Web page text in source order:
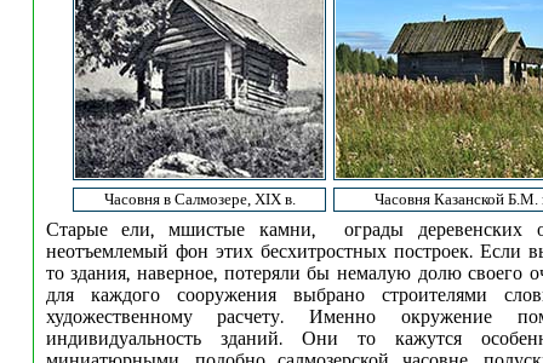
Часовня в Салмозере, XIX в. Часовня Казанской Б.М.
Старые ели, мшистые камни, ограды деревенских
неотъемлемый фон этих бесхитростных построек. Если
то здания, наверное, потеряли бы немалую долю своего
для каждого сооружения выбрано строителями
художественному расчету. Именно окружение
индивидуальность зданий. Они то кажутся